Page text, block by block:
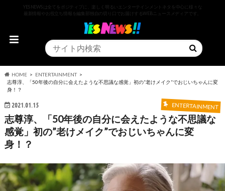
YESNEWSは全てをポジティブに、楽しく明るいエンターテインメントネタを中心に様々な
最新情報やお役立ち情報を編集部独自の切り口でお届けするWEBニュースメディアです。
HOME
ENTERTAINMENT
志尊淳、「50年後の自分に会えたような不思議な感覚」初の”老けメイク”でおじいちゃんに変
身！？
2021.01.15 ENTERTAINMENT
志尊淳、「50年後の自分に会えたような不思議な
感覚」初の”老けメイク”でおじいちゃんに変
身！？